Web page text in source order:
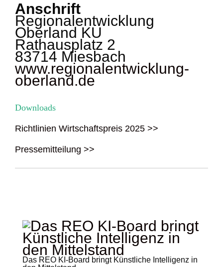
Anschrift
Regionalentwicklung
Oberland KU
Rathausplatz 2
83714 Miesbach
www.regionalentwicklung-
oberland.de
Downloads
Richtlinien Wirtschaftspreis 2025 >>
Pressemitteilung >>
Das REO KI-Board bringt Künstliche Intelligenz in